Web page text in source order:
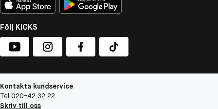
Följ KICKS
Kontakta kundservice
Tel 020-42 32 22
Skriv till oss